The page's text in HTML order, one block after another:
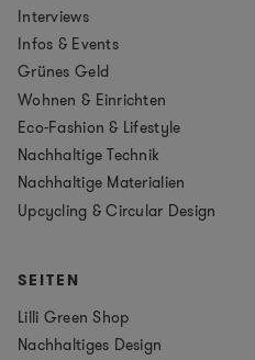
Interviews
Infos & Events
Grünes Geld
Wohnen & Einrichten
Eco-Fashion & Lifestyle
Nachhaltige Technik
Nachhaltige Materialien
Upcycling & Circular Design
SEITEN
Lilli Green Shop
Nachhaltiges Design